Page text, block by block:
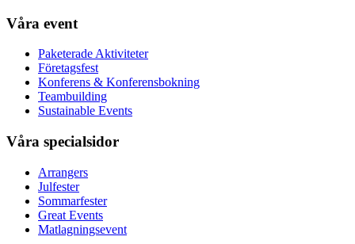
Våra event
Paketerade Aktiviteter
Företagsfest
Konferens & Konferensbokning
Teambuilding
Sustainable Events
Våra specialsidor
Arrangers
Julfester
Sommarfester
Great Events
Matlagningsevent